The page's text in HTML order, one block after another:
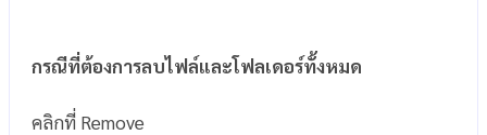
กรณีที่ต้องการลบไฟล์และโฟลเดอร์ทั้งหมด
คลิกที่ Remove